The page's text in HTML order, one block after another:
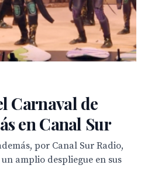
Carnaval de
en Canal Sur
por Canal Sur Radio,
amplio despliegue en sus